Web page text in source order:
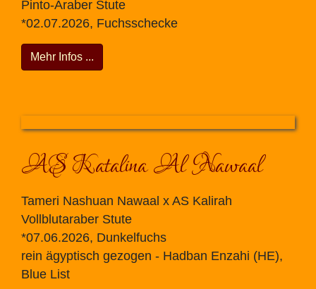
Pinto-Araber Stute
*02.07.2026, Fuchsschecke
Mehr Infos ...
AS Katalina Al Nawaal
Tameri Nashuan Nawaal x AS Kalirah
Vollblutaraber Stute
*07.06.2026, Dunkelfuchs
rein ägyptisch gezogen - Hadban Enzahi (HE),
Blue List